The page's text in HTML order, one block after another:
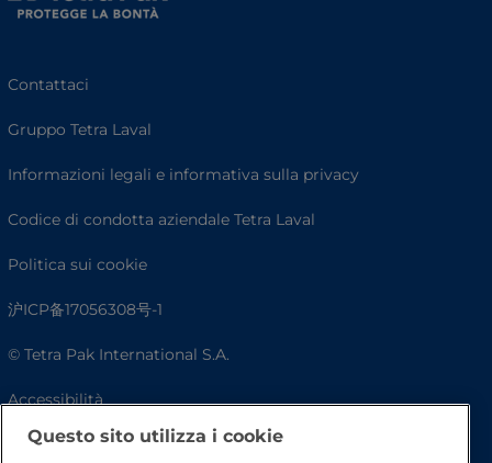
Contattaci
Gruppo Tetra Laval
Informazioni legali e informativa sulla privacy
Codice di condotta aziendale Tetra Laval
Politica sui cookie
沪ICP备17056308号-1
© Tetra Pak International S.A.
Accessibilità
FAQQuesto sito utilizza i cookie